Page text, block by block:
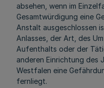
absehen, wenn im
Gesamtwürdigung eine
Anstalt ausgeschlossen
Anlasses, der Art, des
Aufenthalts oder der
anderen Einrichtung des
Westfalen eine
fernliegt.